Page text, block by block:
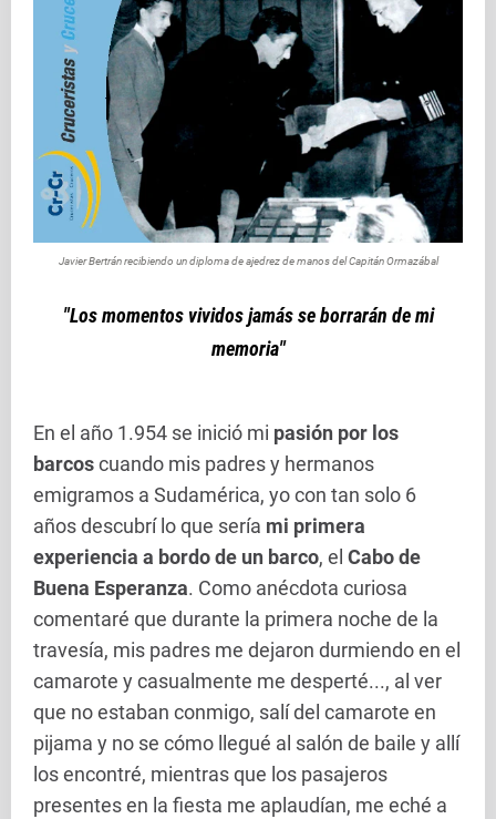
Javier Bertrán recibiendo un diploma de ajedrez de manos del Capitán Ormazábal
"Los momentos vividos jamás se borrarán de mi
memoria"
En el año 1.954 se inició mi pasión por los
barcoscuando mis padres y hermanos
emigramos a Sudamérica, yo con tan solo 6
años descubrí lo que sería mi primera
experiencia a bordo de un barco, el Cabo de
Buena Esperanza. Como anécdota curiosa
comentaré que durante la primera noche de la
travesía, mis padres me dejaron durmiendo en el
camarote y casualmente me desperté..., al ver
que no estaban conmigo, salí del camarote en
pijama y no se cómo llegué al salón de baile y allí
los encontré, mientras que los pasajeros
presentes en la fiesta me aplaudían, me eché a